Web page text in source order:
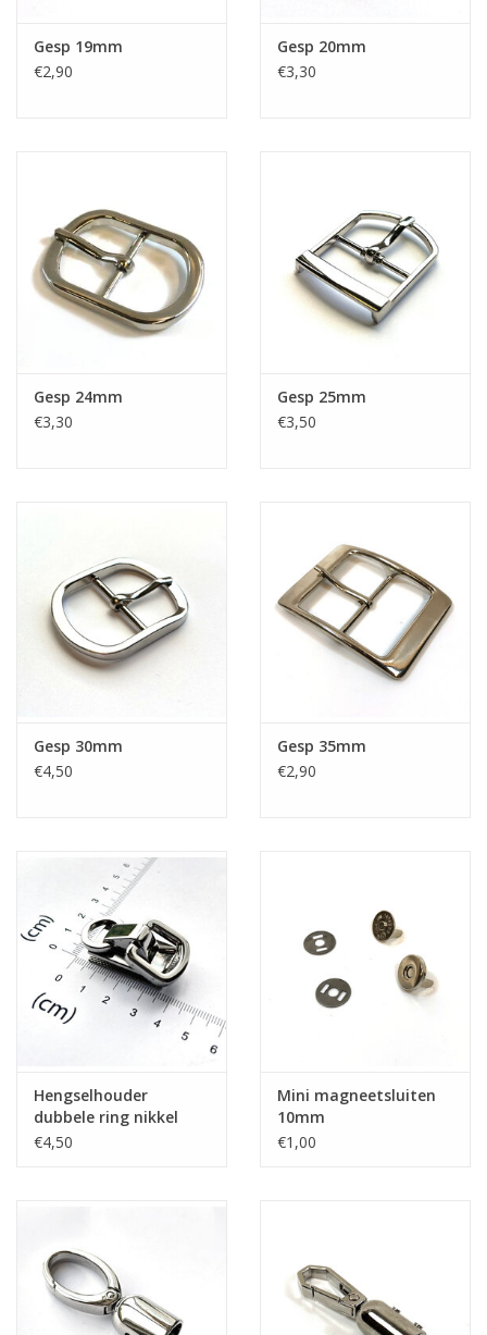
Gesp 19mm
€2,90
Gesp 20mm
€3,30
Gesp 24mm
€3,30
Gesp 25mm
€3,50
Gesp 30mm
€4,50
Gesp 35mm
€2,90
Hengselhouder
dubbele ring nikkel
€4,50
Mini magneetsluiten
10mm
€1,00